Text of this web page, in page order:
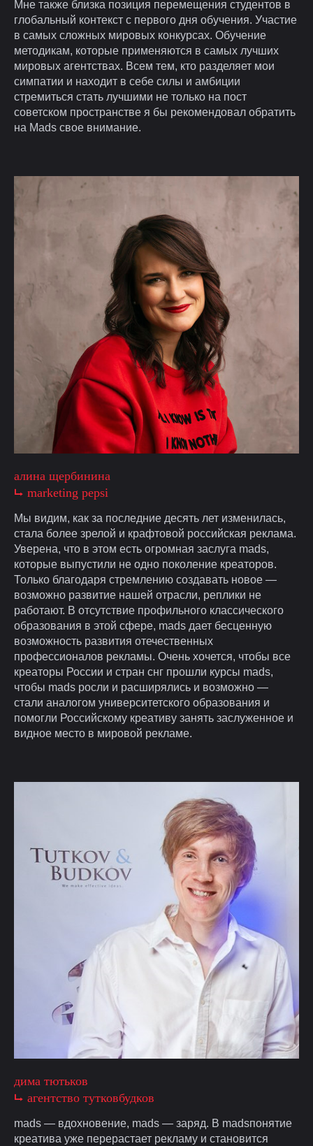
Мне также близка позиция перемещения студентов в
глобальный контекст с первого дня обучения. Участие
в самых сложных мировых конкурсах. Обучение
методикам, которые применяются в самых лучших
мировых агентствах. Всем тем, кто разделяет мои
симпатии и находит в себе силы и амбиции
стремиться стать лучшими не только на пост
советском пространстве я бы рекомендовал обратить
на Mads свое внимание.
алина щербинина
⮡ marketing pepsi
Мы видим, как за последние десять лет изменилась,
стала более зрелой и крафтовой российская реклама.
Уверена, что в этом есть огромная заслуга mads,
которые выпустили не одно поколение креаторов.
Только благодаря стремлению создавать новое —
возможно развитие нашей отрасли, реплики не
работают. В отсутствие профильного классического
образования в этой сфере, mads дает бесценную
возможность развития отечественных
профессионалов рекламы. Очень хочется, чтобы все
креаторы России и стран снг прошли курсы mads,
чтобы mads росли и расширялись и возможно —
стали аналогом университетского образования и
помогли Российскому креативу занять заслуженное и
видное место в мировой рекламе.
дима тютьков
⮡ агентство тутковбудков
mads — вдохновение, mads — заряд. В madsпонятие
креатива уже перерастает рекламу и становится